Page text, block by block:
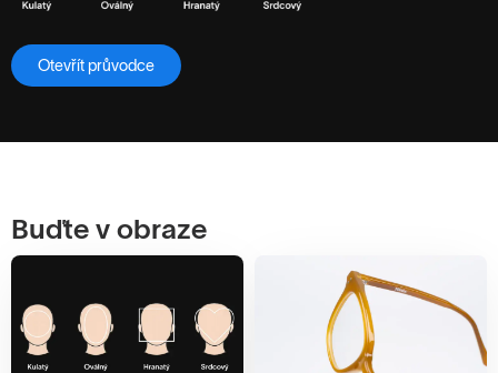
Otevřít průvodce
Buďte v obraze